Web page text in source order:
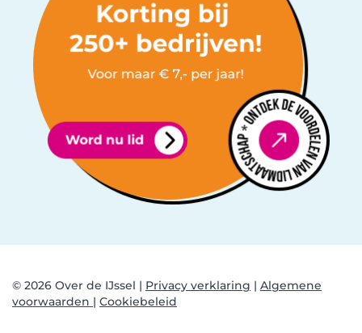
© 2026 Over de IJssel | Privacy verklaring | Algemene
voorwaarden | Cookiebeleid